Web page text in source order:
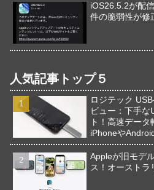
iOS26.5.2が配
件の脆弱性が修
人気記事トップ５
ロジテック
ビュー：下手な
ト！高速データ
iPhoneや
Appleが旧モデ
ス！オーストラ